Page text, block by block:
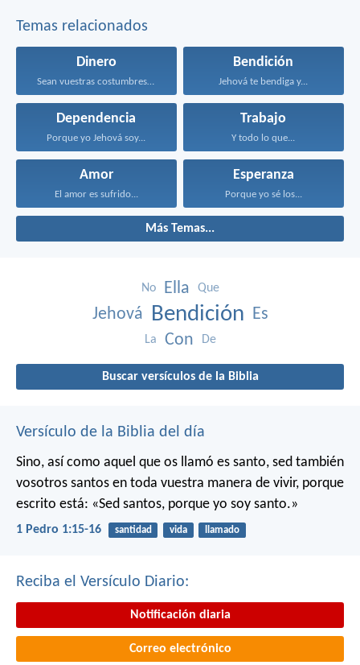
Temas relacionados
Dinero
Sean vuestras costumbres sin...
Bendición
Jehová te bendiga y...
Dependencia
Porque yo Jehová soy...
Trabajo
Y todo lo que...
Amor
El amor es sufrido...
Esperanza
Porque yo sé los...
Más Temas...
No Ella Que
Jehová Bendición Es
La Con De
Buscar versículos de la Biblia
Versículo de la Biblia del día
Sino, así como aquel que os llamó es santo, sed también
vosotros santos en toda vuestra manera de vivir, porque
escrito está: «Sed santos, porque yo soy santo.»
1 Pedro 1:15-16 santidad vida llamado
Reciba el Versículo Diario:
Notificación diaria
Correo electrónico